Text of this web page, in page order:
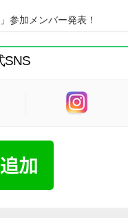
参加メンバー発表！
SNS